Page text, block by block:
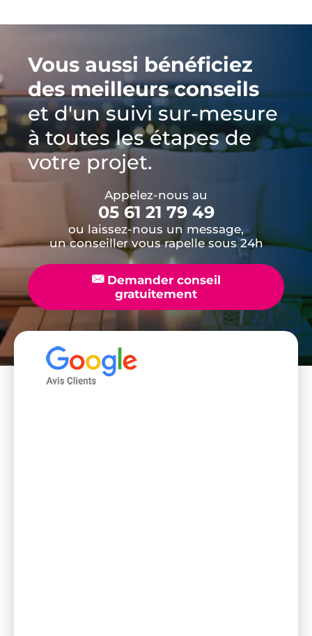
Vous aussi bénéficiez
des meilleurs conseils
et d'un suivi sur-mesure
à toutes les étapes de
votre projet.
Appelez-nous au
05 61 21 79 49
ou laissez-nous un message,
un conseiller vous rapelle sous 24h
📧Demander conseil
gratuitement